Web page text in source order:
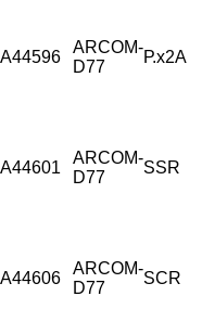
A44596
ARCOM-
D77
Р.х2А
A44601
ARCOM-
D77
SSR
A44606
ARCOM-
D77
SCR